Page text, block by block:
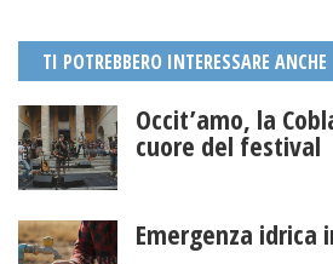
TI POTREBBERO INTERESSARE ANCHE
Occit’amo, la
cuore del festival
Emergenza idrica